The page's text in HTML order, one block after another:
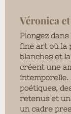
Véronica
Plongez dans
fine art où la
blanches et
créent une
intemporelle.
poétiques,
retenus et
un cadre